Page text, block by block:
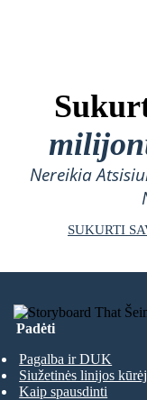
Nereikia
SUKURTI
Padėti
Pagalba ir DUK
Siužetinės linijos
Kaip spausdinti